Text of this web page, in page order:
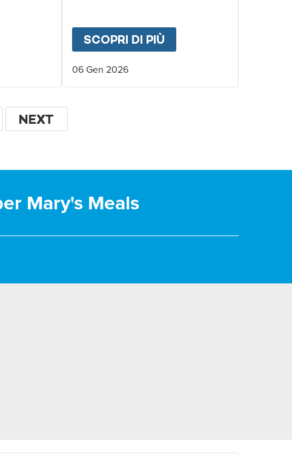
SPERANZA.
GIORNATA INTERNAZIONALE
SCOPRI DI PIÙ
06 Gen 2026
PAGINA
NEXT
Mary's Meals